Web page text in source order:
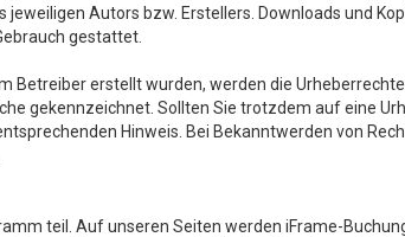
Autors bzw. Erstellers. Downloads und
gestattet.
Betreiber erstellt wurden, werden die
gekennzeichnet. Sollten Sie trotzdem auf eine
Hinweis. Bei Bekanntwerden von
teil. Auf unseren Seiten werden iFrame-